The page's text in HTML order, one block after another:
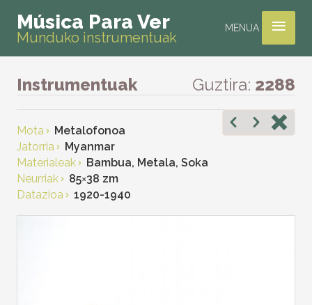
≡
MENUA
Música Para Ver
Munduko instrumentuak
Instrumentuak Guztira: 2288
Mota
Metalofonoa
Jatorria
Myanmar
Materialeak
Bambua, Metala, Soka
Neurriak
85×38 zm
Datazioa
1920-1940